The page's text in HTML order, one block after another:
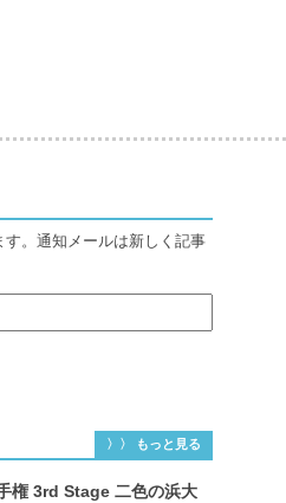
。通知メールは新しく記事
〉〉 もっと見る
権 3rd Stage 二色の浜大